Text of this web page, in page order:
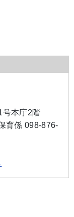
号本庁2階
育係 098-876-